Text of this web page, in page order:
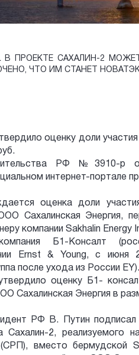
В ПРОЕКТЕ САХАЛИН-2
ЧТО ИМ СТАНЕТ
оценку доли
РФ №3910-р
интернет-портале
оценка доли
Сахалинская Энергия,
компании Sakhalin Energy
Б1-Консалт
Ernst & Young, с июня
после ухода из России EY).
оценку Б1-
Сахалинская Энергия в
РФ В. Путин подписал
Сахалин-2, реализуемого
вместо бермудской